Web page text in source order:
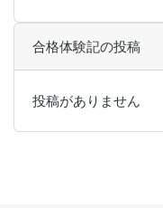
合格体験記の投稿
投稿がありません